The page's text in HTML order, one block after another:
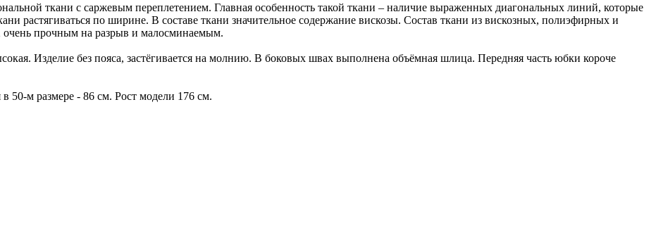
ткани с саржевым переплетением. Главная особенность такой ткани – наличие выраженных диагональных линий, которые
растягиваться по ширине. В составе ткани значительное содержание вискозы. Состав ткани из вискозных, полиэфирных и
очень прочным на разрыв и малосминаемым.
Изделие без пояса, застёгивается на молнию. В боковых швах выполнена объёмная шлица. Передняя часть юбки короче
50-м размере - 86 см. Рост модели 176 см.